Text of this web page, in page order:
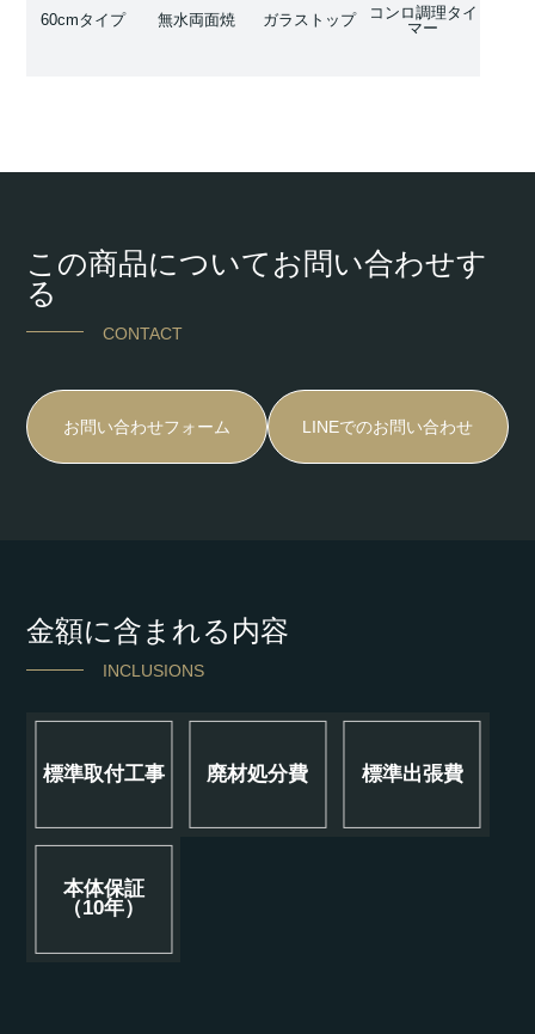
60cmタイプ 無水両面焼 ガラストップ
コンロ調理タイ
マー
この商品についてお問い合わせす
る
CONTACT
お問い合わせフォーム LINEでのお問い合わせ
金額に含まれる内容
INCLUSIONS
標準取付工事 廃材処分費 標準出張費
本体保証
（10年）